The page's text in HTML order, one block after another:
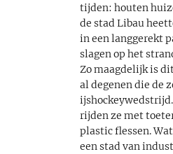
tijden: houten
de stad Libau
in een langgerekt
slagen op het
Zo maagdelijk is
al degenen die de
ijshockeywedstrijd.
rijden ze met
plastic flessen.
een stad van